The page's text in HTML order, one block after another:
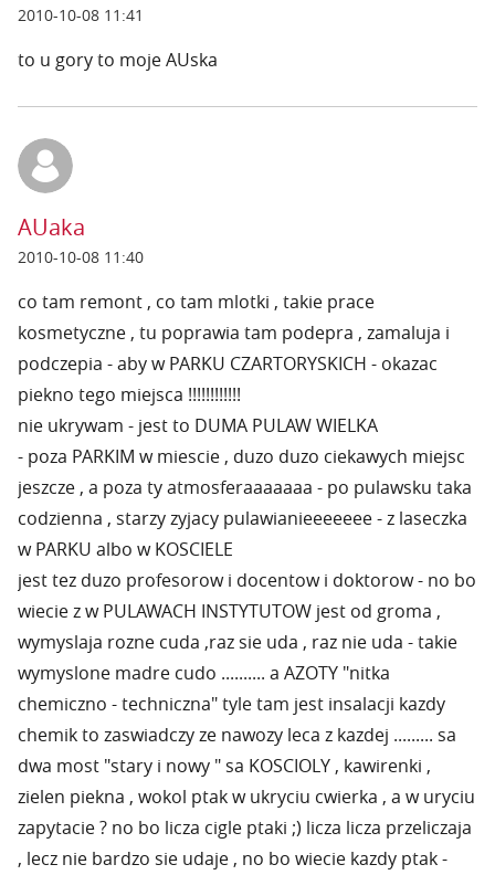
2010-10-08 11:41
to u gory to moje AUska
AUaka
2010-10-08 11:40
co tam remont , co tam mlotki , takie prace
kosmetyczne , tu poprawia tam podepra , zamaluja i
podczepia - aby w PARKU CZARTORYSKICH - okazac
piekno tego miejsca !!!!!!!!!!!!
nie ukrywam - jest to DUMA PULAW WIELKA
- poza PARKIM w miescie , duzo duzo ciekawych miejsc
jeszcze , a poza ty atmosferaaaaaaa - po pulawsku taka
codzienna , starzy zyjacy pulawianieeeeeee - z laseczka
w PARKU albo w KOSCIELE
jest tez duzo profesorow i docentow i doktorow - no bo
wiecie z w PULAWACH INSTYTUTOW jest od groma ,
wymyslaja rozne cuda ,raz sie uda , raz nie uda - takie
wymyslone madre cudo .......... a AZOTY "nitka
chemiczno - techniczna" tyle tam jest insalacji kazdy
chemik to zaswiadczy ze nawozy leca z kazdej ......... sa
dwa most "stary i nowy " sa KOSCIOLY , kawirenki ,
zielen piekna , wokol ptak w ukryciu cwierka , a w uryciu
zapytacie ? no bo licza cigle ptaki ;) licza licza przeliczaja
, lecz nie bardzo sie udaje , no bo wiecie kazdy ptak -